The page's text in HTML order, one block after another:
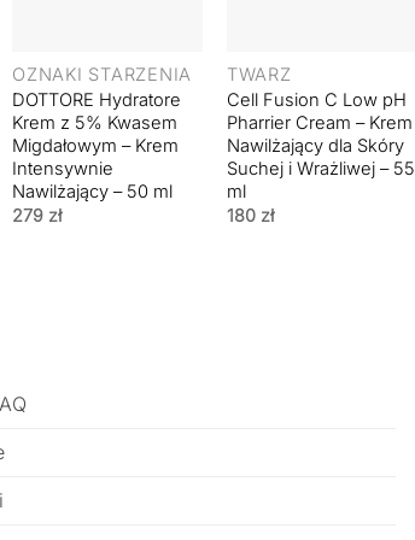
OZNAKI STARZENIA
DOTTORE Hydratore
Krem z 5% Kwasem
Migdałowym – Krem
Intensywnie
Nawilżający – 50 ml
279 zł
TWARZ
Cell Fusion C Low pH
Pharrier Cream – Krem
Nawilżający dla Skóry
Suchej i Wrażliwej – 55
ml
180 zł